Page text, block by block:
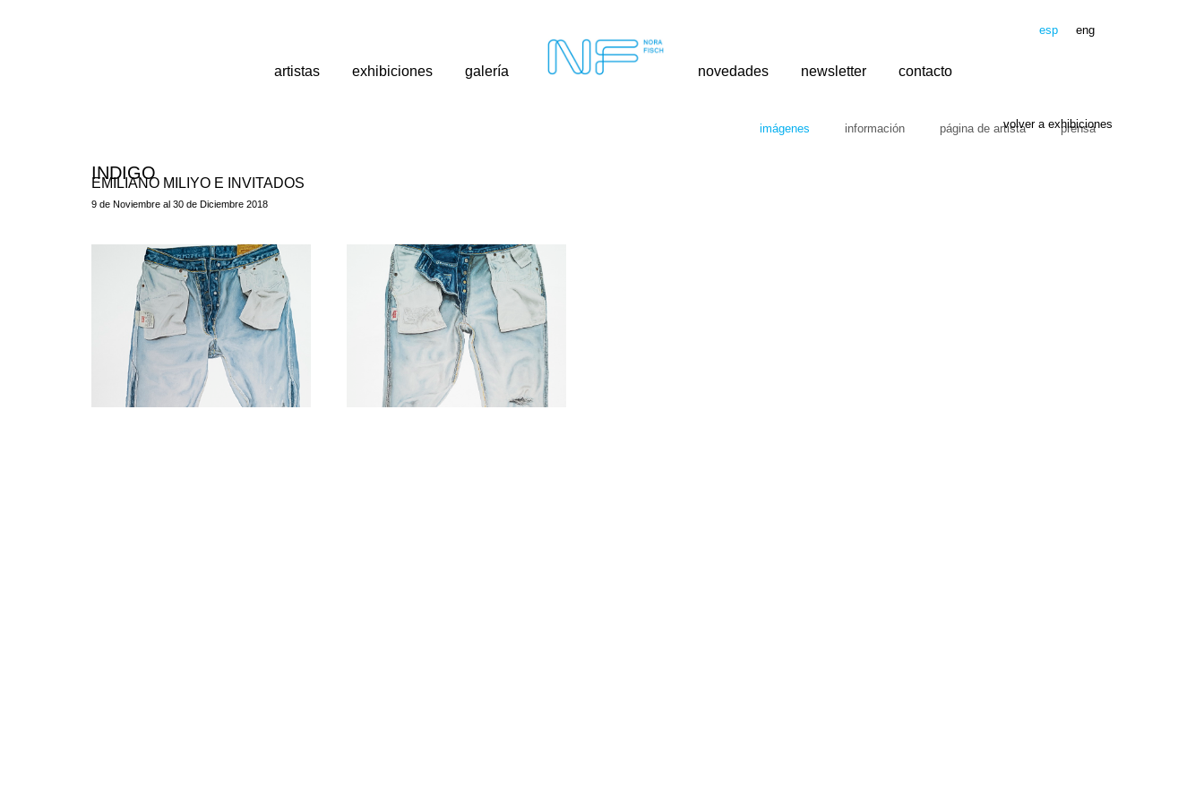
artistas exhibiciones galería novedades newsletter contacto
volver a exhibiciones
INDIGO
imágenes información página de artista prensa
EMILIANO MILIYO E INVITADOS
9 de Noviembre al 30 de Diciembre 2018
esp eng